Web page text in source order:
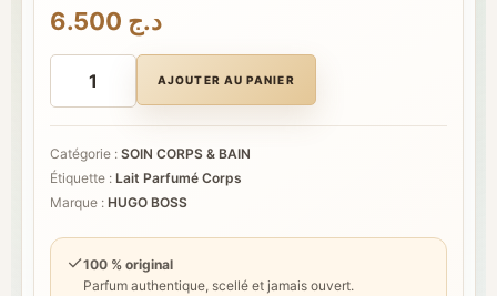
د.ج
quantité
BOSS
ALIVE
LAIT
PARFUMÉ
CORPS
AJOUTER AU PANIER
Catégorie : SOIN CORPS & BAIN
Étiquette : Lait Parfumé Corps
Marque : HUGO BOSS
✓100 % original
Parfum authentique, scellé et jamais ouvert.